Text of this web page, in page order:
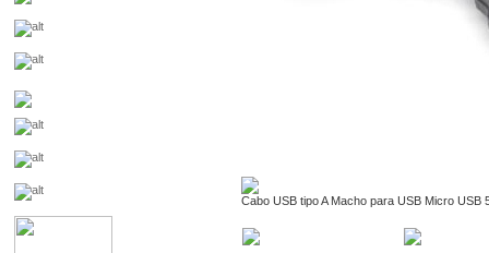
Cabo USB tipo A Macho para USB Micro